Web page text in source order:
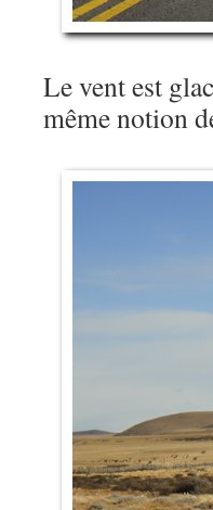
Le vent est
même notion